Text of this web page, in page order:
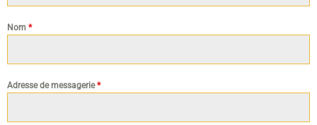
Nom *
Adresse de messagerie*